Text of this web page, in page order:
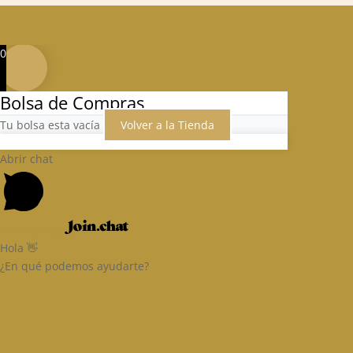
0
Bolsa de Compras
Tu bolsa esta vacía Volver a la Tienda
Abrir chat
Hola 👋
¿En qué podemos ayudarte?